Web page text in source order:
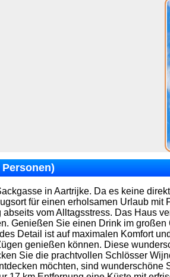
in Aartrijke. Da es keine
für einen erholsamen Urlaub
vom Alltagsstress. Das Haus
Genießen Sie einen Drink im
Detail ist auf maximalen Komfort
genießen können. Diese
Sie die prachtvollen Schlösser
möchten, sind